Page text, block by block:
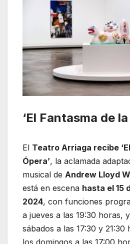
‘El Fantasma de la
El Teatro Arriaga recibe
Ópera’, la aclamada
musical de Andrew Lloyd
está en escena hasta el 15
2024, con funciones
a jueves a las 19:30 horas,
sábados a las 17:30 y
los domingos a las 17:00